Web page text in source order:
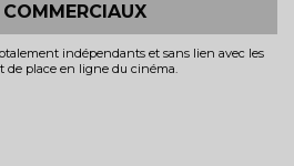
COMMERCIAUX
indépendants et sans lien avec les
de place en ligne du cinéma.